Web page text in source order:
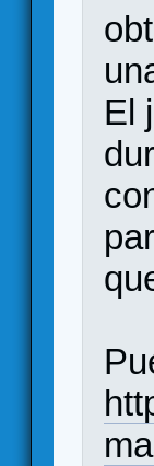
El